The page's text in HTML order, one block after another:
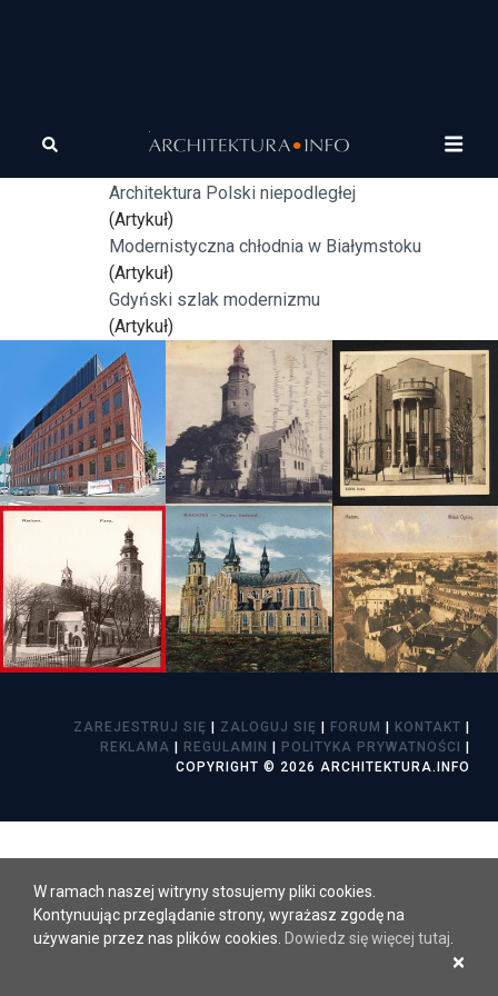
modernizm
Osiedle Art Modern
Architektura Polski niepodległej
(Artykuł)
Modernistyczna chłodnia w Białymstoku
(Artykuł)
Gdyński szlak modernizmu
(Artykuł)
ZAREJESTRUJ SIĘ | ZALOGUJ SIĘ | FORUM | KONTAKT |
REKLAMA | REGULAMIN | POLITYKA PRYWATNOŚCI |
COPYRIGHT © 2026 ARCHITEKTURA.INFO
W ramach naszej witryny stosujemy pliki cookies.
Kontynuując przeglądanie strony, wyrażasz zgodę na
używanie przez nas plików cookies. Dowiedz się więcej tutaj
×